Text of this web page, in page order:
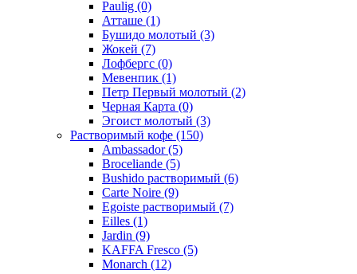
Paulig (0)
Атташе (1)
Бушидо молотый (3)
Жокей (7)
Лофбергс (0)
Мевенпик (1)
Петр Первый молотый (2)
Черная Карта (0)
Эгоист молотый (3)
Растворимый кофе (150)
Ambassador(5)
Broceliande (5)
Bushido растворимый (6)
Carte Noire (9)
Egoiste растворимый (7)
Eilles (1)
Jardin (9)
KAFFA Fresco (5)
Monarch (12)